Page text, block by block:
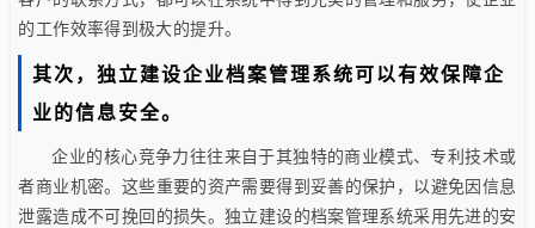
的工作效率得到极大的提升。
其次，独立建设企业档案管理系统可以有效保障企
业的信息安全。
企业的核心竞争力往往来自于其独特的商业模式、专利技术或
者商业机密。这些重要的资产需要得到妥善的保护，以避免因信息
泄露造成不可挽回的损失。独立建设的档案管理系统采用先进的安